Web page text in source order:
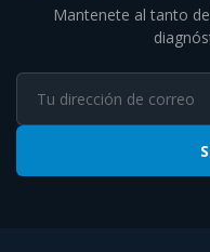
Mantenete al tanto